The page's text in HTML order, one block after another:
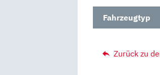
Fahrzeugtyp
Zurück zu